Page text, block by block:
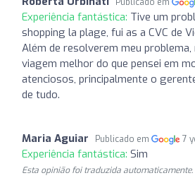
Experiência fantástica: Tive um
shopping la plage, fui as a CVC de
Além de resolverem meu
viagem melhor do que pensei em
atenciosos, principalmente o
de tudo.
Maria Aguiar Publicado em 7
Experiência fantástica: Sim
Esta opinião foi traduzida automaticamente.